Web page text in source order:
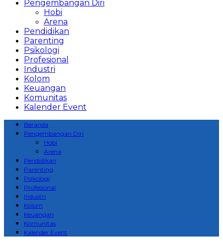
Pengembangan Diri
Hobi
Arena
Pendidikan
Parenting
Psikologi
Profesional
Industri
Kolom
Keuangan
Komunitas
Kalender Event
Beranda
Pengembangan Diri
Hobi
Arena
Pendidikan
Parenting
Psikologi
Profesional
Industri
Kolom
Keuangan
Komunitas
Kalender Event